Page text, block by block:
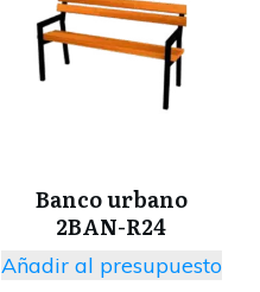
Banco urbano
2BAN-R24
Añadir al presupuesto